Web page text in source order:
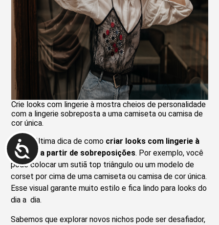
Crie looks com lingerie à mostra cheios de personalidade
com a lingerie sobreposta a uma camiseta ou camisa de
cor única.
Nossa última dica de como criar looks com lingerie à
mostra a partir de sobreposições. Por exemplo, você
pode colocar um sutiã top triângulo ou um modelo de
corset por cima de uma camiseta ou camisa de cor única.
Esse visual garante muito estilo e fica lindo para looks do
dia a dia.
Sabemos que explorar novos nichos pode ser desafiador,